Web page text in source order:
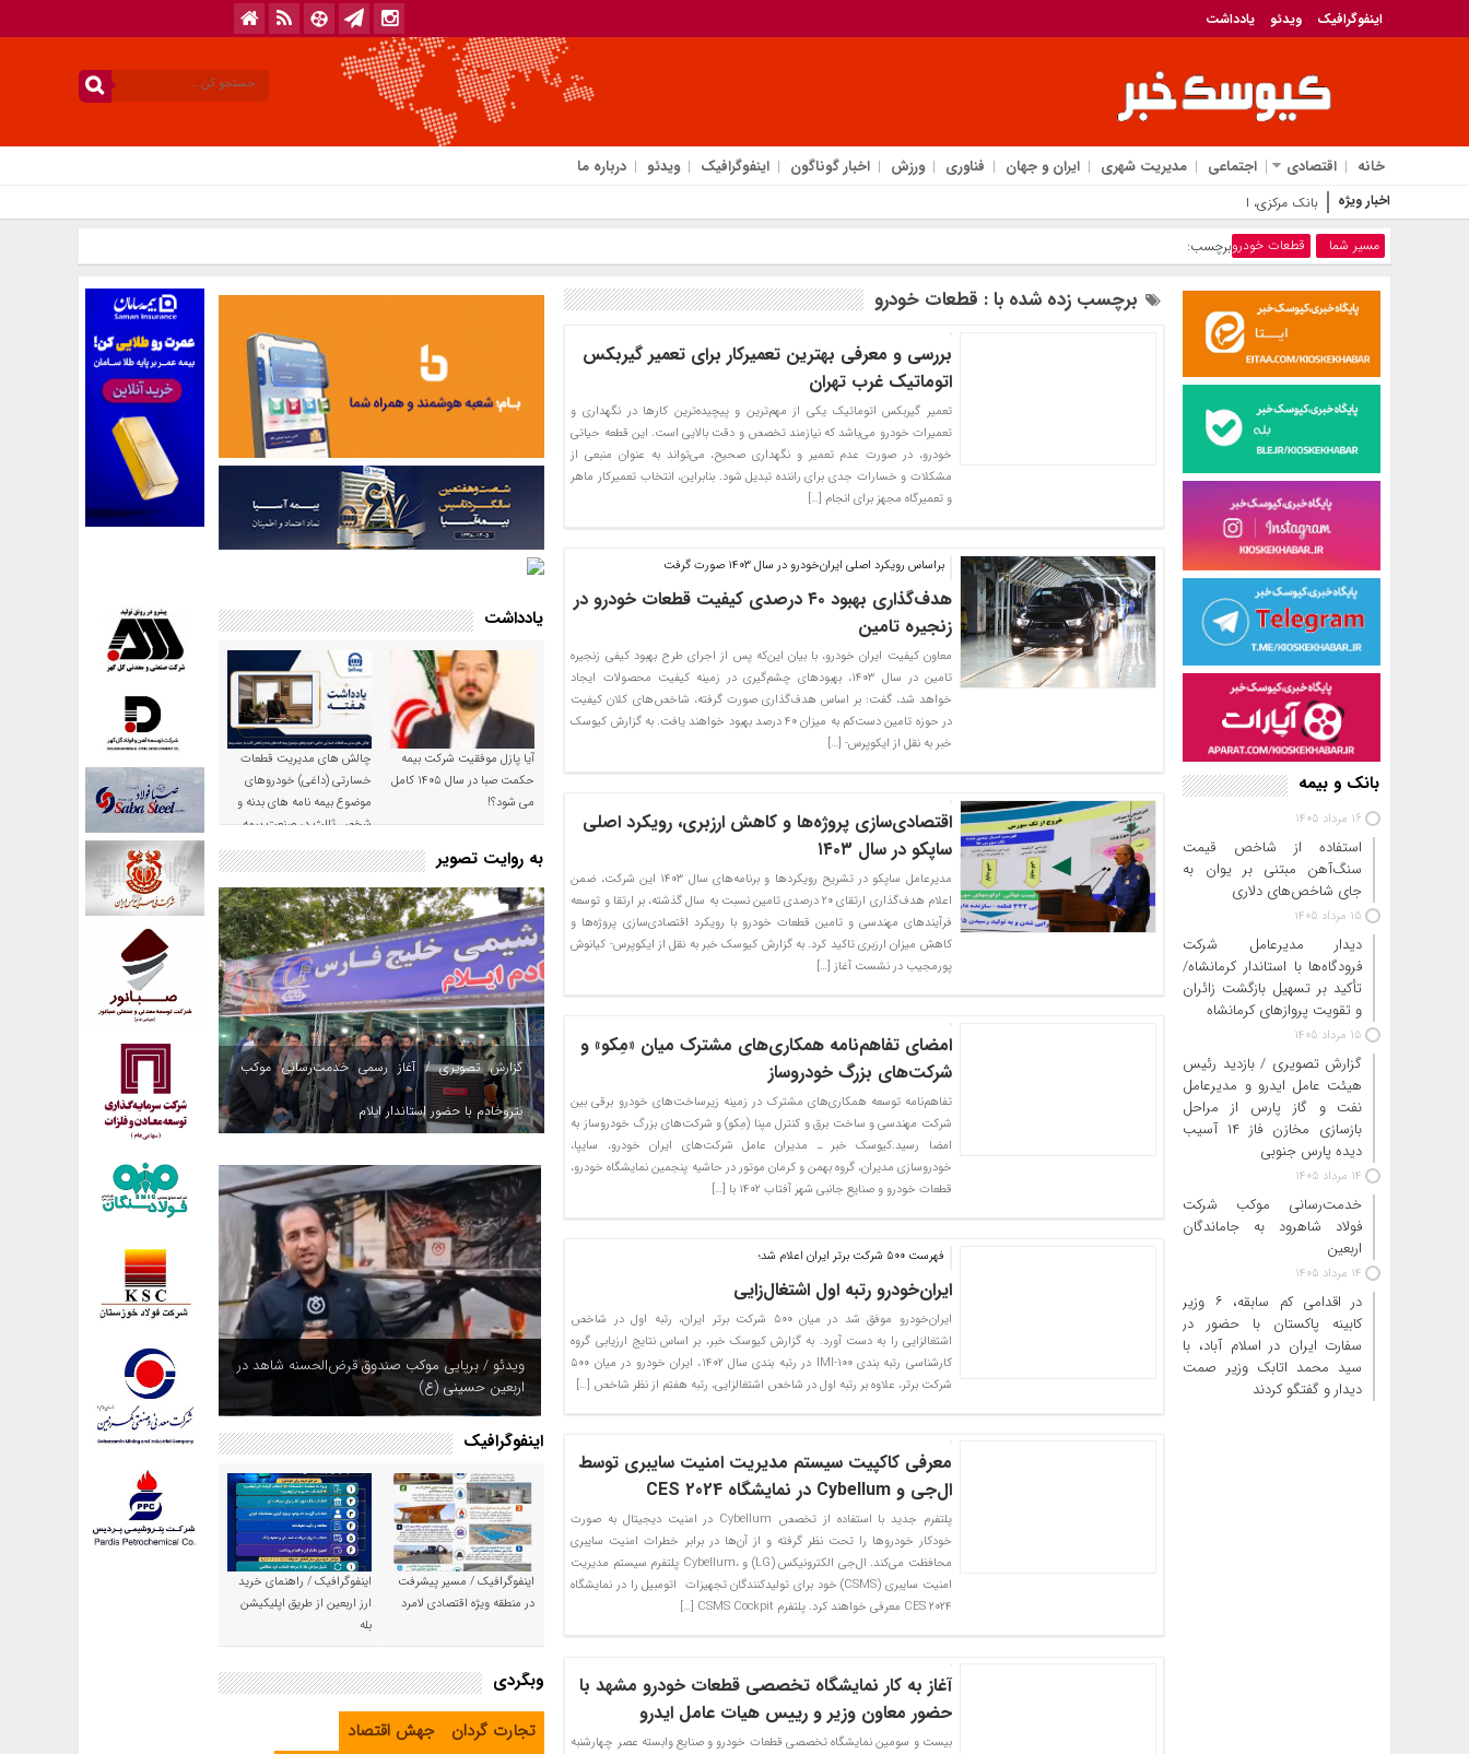
اینفوگرافیک ویدئو یادداشت
خانه اقتصادی اجتماعی مدیریت شهری ایران و جهان فناوری ورزش اخبار گوناگون اینفوگرافیک ویدئو درباره ما
اخبار ویژه بانک مرکزی، استفادۀ واردکنندگان اقلام سلامت‌محور از ا
مسیر شما برچسب:قطعات خودرو
بانک و بیمه
16 مرداد 1405
استفاده از شاخص قیمت
سنگ‌آهن مبتنی بر یوان به
جای شاخص‌های دلاری
15 مرداد 1405
دیدار مدیرعامل شرکت
فرودگاه‌ها با استاندار کرمانشاه/
تأکید بر تسهیل بازگشت زائران
و تقویت پروازهای کرمانشاه
15 مرداد 1405
گزارش تصویری / بازدید رئیس
هیئت عامل ایدرو و مدیرعامل
نفت و گاز پارس از مراحل
بازسازی مخازن فاز ۱۴ آسیب
دیده پارس جنوبی
14 مرداد 1405
خدمت‌رسانی موکب شرکت
فولاد شاهرود به جاماندگان
اربعین
14 مرداد 1405
در اقدامی کم سابقه، ۶ وزیر
کابینه پاکستان با حضور در
سفارت ایران در اسلام آباد، با
سید محمد اتابک وزیر صمت
دیدار و گفتگو کردند
برچسب زده شده با : قطعات خودرو
بررسی و معرفی بهترین تعمیرکار برای تعمیر گیربکس
اتوماتیک غرب تهران
تعمیر گیربکس اتوماتیک یکی از مهم‌ترین و پیچیده‌ترین کارها در نگهداری و
تعمیرات خودرو می‌باشد که نیازمند تخصص و دقت بالایی است. این قطعه حیاتی
خودرو، در صورت عدم تعمیر و نگهداری صحیح، می‌تواند به عنوان منبعی از
مشکلات و خسارات جدی برای راننده تبدیل شود. بنابراین، انتخاب تعمیرکار ماهر
و تعمیرگاه مجهز برای انجام […]
براساس رویکرد اصلی ایران‌خودرو در سال ۱۴۰۳ صورت گرفت
هدف‌گذاری بهبود ۴۰ درصدی کیفیت قطعات خودرو در
زنجیره تامین
معاون کیفیت ایران خودرو، با بیان این‌که پس از اجرای طرح بهبود کیفی زنجیره
تامین در سال ۱۴۰۳، بهبودهای چشم‌گیری در زمینه کیفیت محصولات ایجاد
خواهد شد، گفت: بر اساس هدف‌گذاری صورت گرفته، شاخص‌های کلان کیفیت
در حوزه تامین دست‌کم به میزان ۴۰ درصد بهبود خواهند یافت. به گزارش کیوسک
خبر به نقل از ایکوپرس- […]
اقتصادی‌سازی پروژه‌ها و کاهش ارزبری، رویکرد اصلی
ساپکو در سال ۱۴۰۳
مدیرعامل ساپکو در تشریح رویکردها و برنامه‌های سال ۱۴۰۳ این شرکت، ضمن
اعلام هدف‌گذاری ارتقای ۲۰ درصدی تامین نسبت به سال گذشته، بر ارتقا و توسعه
فرآیندهای مهندسی و تامین قطعات خودرو با رویکرد اقتصادی‌سازی پروژه‌ها و
کاهش میزان ارزبری تاکید کرد. به گزارش کیوسک خبر به نقل از ایکوپرس- کیانوش
پورمجیب در نشست آغاز […]
امضای تفاهم‌نامه همکاری‌های مشترک میان «مِکو» و
شرکت‌های بزرگ خودروساز
تفاهم‌نامه توسعه همکاری‌های مشترک در زمینه زیرساخت‌های خودرو برقی بین
شرکت مهندسی و ساخت برق و کنترل مپنا (مِکو) و شرکت‌های بزرگ خودروساز به
امضا رسید.کیوسک خبر ـ مدیران عامل شرکت‌های ایران خودرو، سایپا،
خودروسازی مدیران، گروه بهمن و کرمان موتور در حاشیه پنجمین نمایشگاه خودرو،
قطعات خودرو و صنایع جانبی شهر آفتاب ۱۴۰۲ با […]
فهرست ۵۰۰ شرکت برتر ایران اعلام شد؛
ایران‌خودرو رتبه اول اشتغال‌زایی
ایران‌خودرو موفق شد در میان ۵۰۰ شرکت برتر ایران، رتبه اول در شاخص
اشتغالزایی را به دست آورد. به گزارش کیوسک خبر، بر اساس نتایج ارزیابی گروه
کارشناسی رتبه بندی IMI-100 در رتبه بندی سال ۱۴۰۲، ایران خودرو در میان ۵۰۰
شرکت برتر، علاوه بر رتبه اول در شاخص اشتغالزایی، رتبه هفتم از نظر شاخص […]
معرفی کاکپیت سیستم مدیریت امنیت سایبری توسط
ال‌جی و Cybellum در نمایشگاه CES 2024
پلتفرم جدید با استفاده از تخصص Cybellum در امنیت دیجیتال به صورت
خودکار خودروها را تحت نظر گرفته و از آن‌ها در برابر خطرات امنیت سایبری
محافظت می‌کند. ال‌جی الکترونیکس (LG) و ،Cybellum پلتفرم سیستم مدیریت
امنیت سایبری (CSMS) خود برای تولیدکنندگان تجهیزات اتومبیل را در نمایشگاه
۲۰۲۴ CES معرفی خواهند کرد. پلتفرم CSMS Cockpit […]
آغاز به کار نمایشگاه تخصصی قطعات خودرو مشهد با
حضور معاون وزیر و رییس هیات عامل ایدرو
بیست و سومین نمایشگاه تخصصی قطعات خودرو و صنایع وابسته عصر چهارشنبه
یادداشت
آیا پازل موفقیت شرکت بیمه
حکمت صبا در سال ۱۴۰۵ کامل
می شود؟!
چالش های مدیریت قطعات
خسارتی (داغی) خودروهای
موضوع بیمه نامه های بدنه و
شخص ثالث در صنعت بیمه
به روایت تصویر
گزارش تصویری / آغاز رسمی خدمت‌رسانی موکب
پتروخادم با حضور استاندار ایلام
ویدئو / برپایی موکب صندوق قرض‌الحسنه شاهد در
اربعین حسینی (ع)
اینفوگرافیک
اینفوگرافیک / مسیر پیشرفت
در منطقه ویژه اقتصادی لامرد
اینفوگرافیک / راهنمای خرید
ارز اربعین از طریق اپلیکیشن
بله
وبگردی
تجارت گردان
جهش اقتصاد